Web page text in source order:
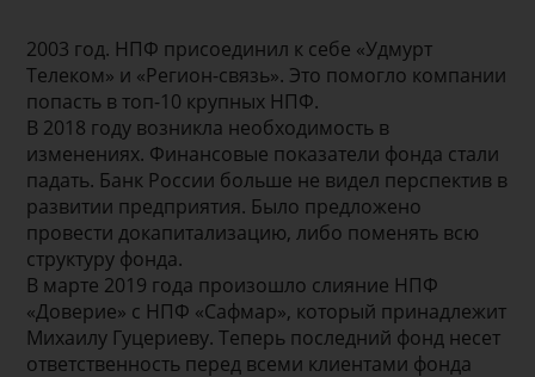
2003 год. НПФ присоединил к себе «Удмурт
Телеком» и «Регион-связь». Это помогло компании
попасть в топ-10 крупных НПФ.
В 2018 году возникла необходимость в
изменениях. Финансовые показатели фонда стали
падать. Банк России больше не видел перспектив в
развитии предприятия. Было предложено
провести докапитализацию, либо поменять всю
структуру фонда.
В марте 2019 года произошло слияние НПФ
«Доверие» с НПФ «Сафмар», который принадлежит
Михаилу Гуцериеву. Теперь последний фонд несет
ответственность перед всеми клиентами фонда